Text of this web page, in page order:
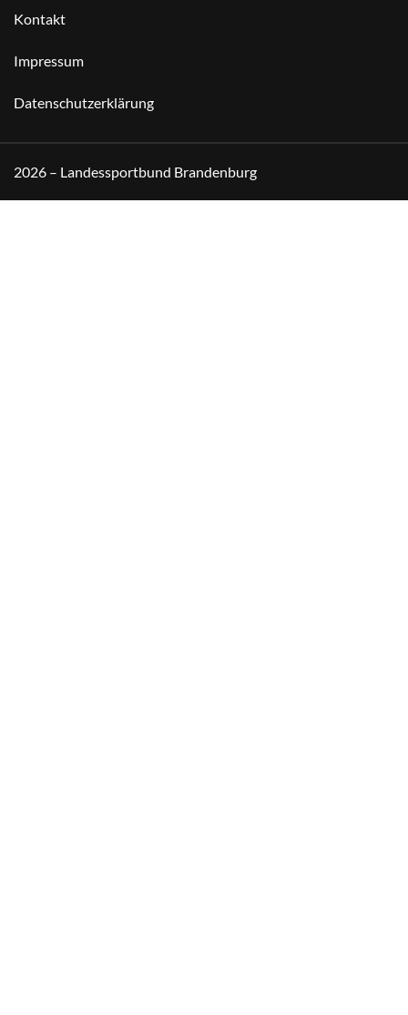
Kontakt
Impressum
Datenschutzerklärung
2026 – Landessportbund Brandenburg